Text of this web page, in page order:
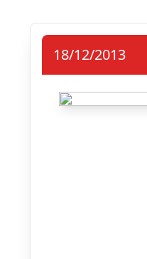
18/12/2013